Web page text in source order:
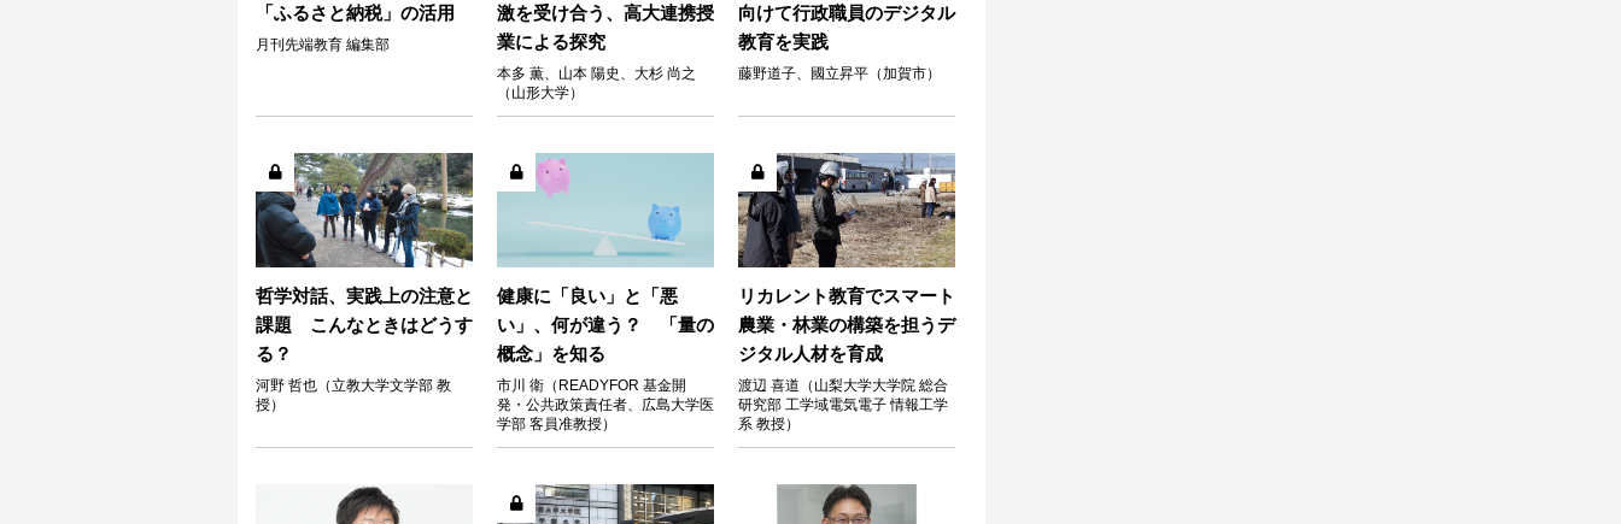
「ふるさと納税」の活用
月刊先端教育 編集部
激を受け合う、高大連携授
業による探究
本多 薫、山本 陽史、大杉 尚之
（山形大学）
向けて行政職員のデジタル
教育を実践
藤野道子、國立昇平（加賀市）
哲学対話、実践上の注意と
課題 こんなときはどうす
る？
河野 哲也（立教大学文学部 教
授）
健康に「良い」と「悪
い」、何が違う？ 「量の
概念」を知る
市川 衛（READYFOR 基金開
発・公共政策責任者、広島大学医
学部 客員准教授）
リカレント教育でスマート
農業・林業の構築を担うデ
ジタル人材を育成
渡辺 喜道（山梨大学大学院 総合
研究部 工学域電気電子 情報工学
系 教授）